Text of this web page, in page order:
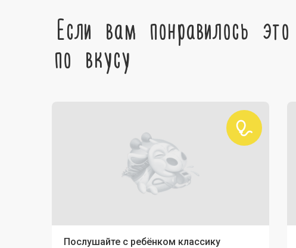
Если вам понравилось
по вкусу
Послушайте с ребёнком классику